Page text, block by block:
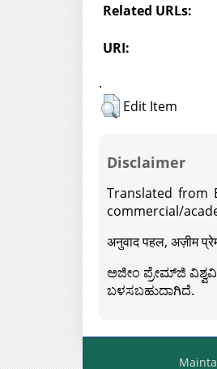
Related URLs:
URI:
.
Edit Item
Disclaimer
Translated from
commercial/
अनुवाद पहल, अज़ीम
ಅಜೀಂ ಪ್ರೇಮ್‍ಜಿ
ಬಳಸಬಹುದಾಗಿದೆ.